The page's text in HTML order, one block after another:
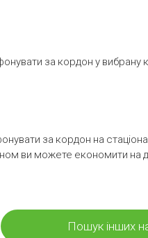
за кордон у вибрану
за кордон на
ви можете економити на
Пошук інших